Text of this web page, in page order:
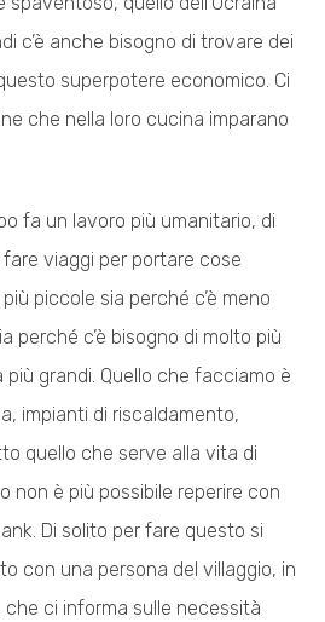
c’è anche bisogno di trovare dei
superpotere economico. Ci
che nella loro cucina imparano
fa un lavoro più umanitario, di
viaggi per portare cose
piccole sia perché c’è meno
perché c’è bisogno di molto più
grandi. Quello che facciamo è
impianti di riscaldamento,
quello che serve alla vita di
non è più possibile reperire con
Di solito per fare questo si
con una persona del villaggio, in
che ci informa sulle necessità